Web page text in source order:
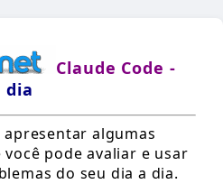
Claude Code -
dia
algumas
pode avaliar e usar
do seu dia a dia.